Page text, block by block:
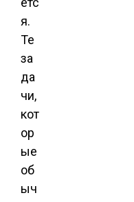
я.
Те
за
да
чи,
кот
ор
ые
об
ыч